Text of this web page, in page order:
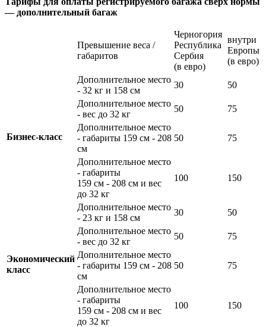
— дополнительный багаж
Превышение веса /
габаритов
Черногория
Республика
Сербия
(в евро)
внутри
Европы
(в евро)
Бизнес-класс
Дополнительное место
- 32 кг и 158 cм
30
50
Дополнительное место
- вес до 32 кг
50
75
Дополнительное место
- габариты 159 cм - 208
cм
50 75
Дополнительное место
- габариты
159 cм - 208 cм и вес
до 32 кг
100 150
Экономический
класс
Дополнительное место
- 23 кг и 158 cм
30
50
Дополнительное место
- вес до 32 кг
50
75
Дополнительное место
- габариты 159 cм - 208
cм
50 75
Дополнительное место
- габариты
159 cм - 208 cм и вес
до 32 кг
100 150